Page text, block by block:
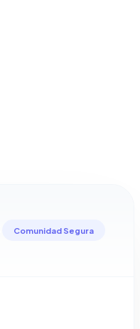
Comunidad Segura